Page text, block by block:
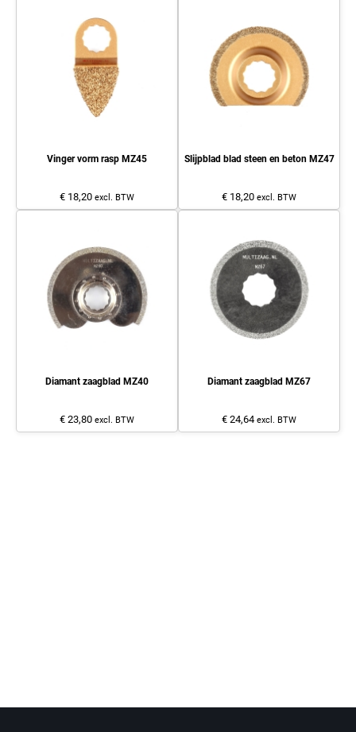
Vinger vorm rasp MZ45
€ 18,20 excl. BTW
Slijpblad blad steen en beton MZ47
€ 18,20 excl. BTW
Diamant zaagblad MZ40
€ 23,80 excl. BTW
Diamant zaagblad MZ67
€ 24,64 excl. BTW